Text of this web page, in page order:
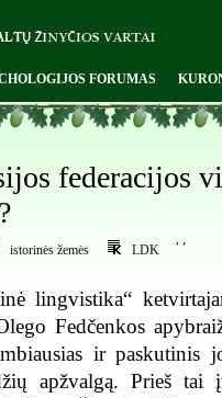
FORUMAS
federacijos
,
istorinės žemės
,
LDK
lingvistika“
Fedčenkos
ir paskutinis
apžvalgą. Prieš tai